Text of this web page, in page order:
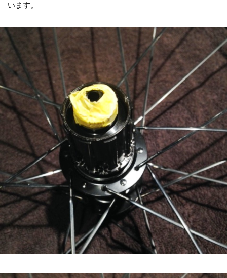
います。